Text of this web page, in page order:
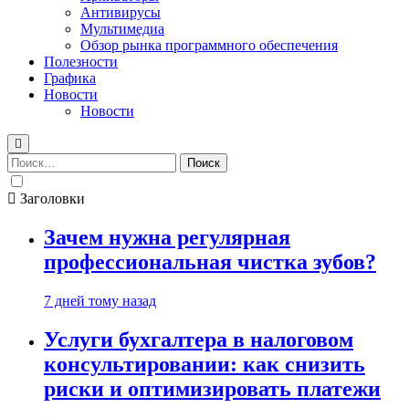
Антивирусы
Мультимедиа
Обзор рынка программного обеспечения
Полезности
Графика
Новости
Новости
Найти:
Заголовки
Зачем нужна регулярная
профессиональная чистка зубов?
7 дней тому назад
Услуги бухгалтера в налоговом
консультировании: как снизить
риски и оптимизировать платежи